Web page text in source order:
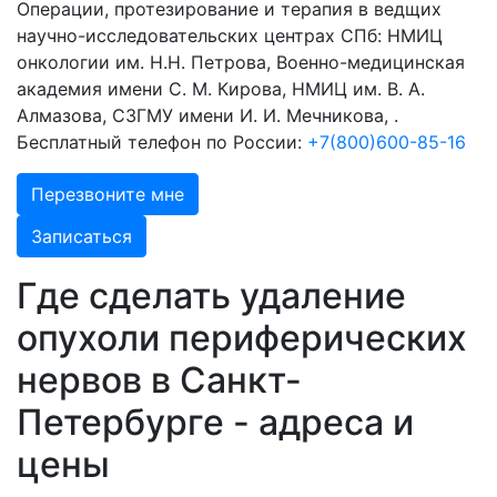
Операции, протезирование и терапия в ведщих
научно-исследовательских центрах СПб: НМИЦ
онкологии им. Н.Н. Петрова, Военно-медицинская
академия имени С. М. Кирова, НМИЦ им. В. А.
Алмазова, СЗГМУ имени И. И. Мечникова, .
Бесплатный телефон по России: +7(800)600-85-16
Перезвоните мне
Записаться
Где сделать удаление
опухоли периферических
нервов в Санкт-
Петербурге - адреса и
цены